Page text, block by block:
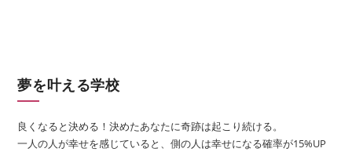
夢を叶える学校
良くなると決める！決めたあなたに奇跡は起こり続ける。
一人の人が幸せを感じていると、側の人は幸せになる確率が15%UP